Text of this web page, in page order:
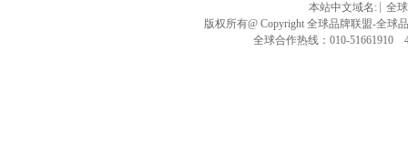
本站中文域名:
全
版权所有@ Copyright 全球品牌联盟-
全球合作热线：010-51661910